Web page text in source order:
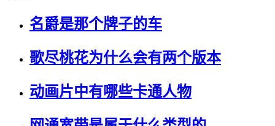
名爵是那个牌子的车
歌尽桃花为什么会有两个版本
动画片中有哪些卡通人物